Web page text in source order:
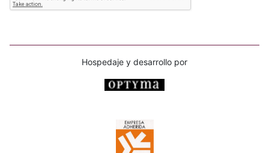
Hospedaje y desarrollo por